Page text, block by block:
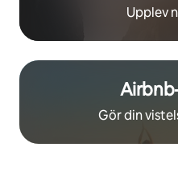
Upplev
Gör din